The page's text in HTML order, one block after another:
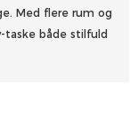
Med flere rum og
taske både stilfuld